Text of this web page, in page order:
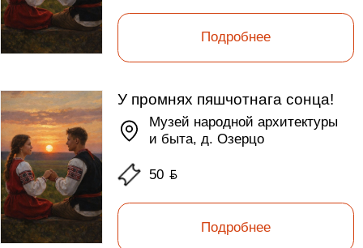
Подробнее
У промнях пяшчотнага сонца!
Музей народной архитектуры
и быта, д. Озерцо
50ƃ
Подробнее